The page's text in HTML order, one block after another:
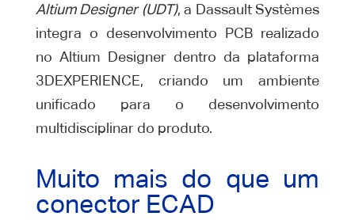
Altium Designer (UDT), a Dassault Systèmes
integra o desenvolvimento PCB realizado
no Altium Designer dentro da plataforma
3DEXPERIENCE, criando um ambiente
unificado para o desenvolvimento
multidisciplinar do produto.
Muito mais do que um
conector ECAD